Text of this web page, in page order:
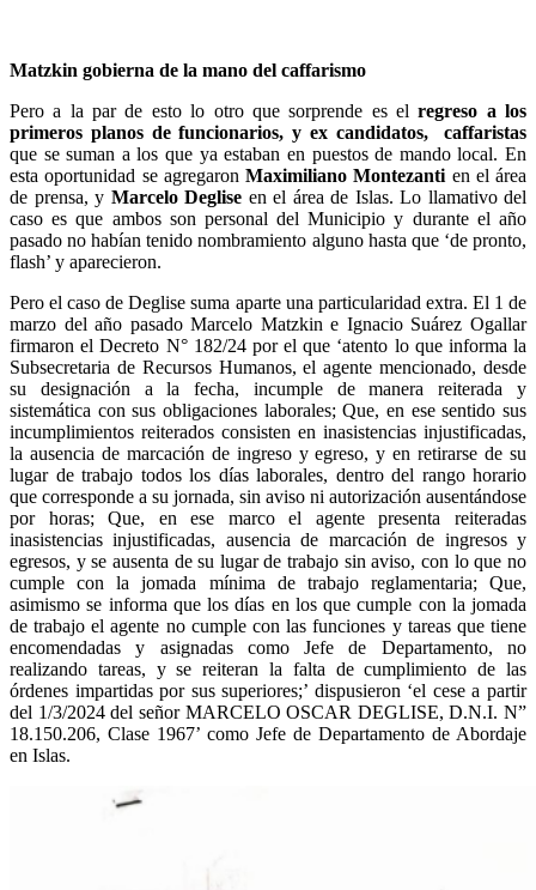
Matzkin gobierna de la mano del caffarismo
Pero a la par de esto lo otro que sorprende es elregreso a los
primeros planos de funcionarios, y ex candidatos, caffaristas
que se suman a los que ya estaban en puestos de mando local. En
esta oportunidad se agregaron Maximiliano Montezanti en el área
de prensa, y Marcelo Deglise en el área de Islas. Lo llamativo del
caso es que ambos son personal del Municipio y durante el año
pasado no habían tenido nombramiento alguno hasta que ‘de pronto,
flash’ y aparecieron.
Pero el caso de Deglise suma aparte una particularidad extra. El 1 de
marzo del año pasado Marcelo Matzkin e Ignacio Suárez Ogallar
firmaron el Decreto N° 182/24 por el que ‘atento lo que informa la
Subsecretaria de Recursos Humanos, el agente mencionado, desde
su designación a la fecha, incumple de manera reiterada y
sistemática con sus obligaciones laborales; Que, en ese sentido sus
incumplimientos reiterados consisten en inasistencias injustificadas,
la ausencia de marcación de ingreso y egreso, y en retirarse de su
lugar de trabajo todos los días laborales, dentro del rango horario
que corresponde a su jornada, sin aviso ni autorización ausentándose
por horas; Que, en ese marco el agente presenta reiteradas
inasistencias injustificadas, ausencia de marcación de ingresos y
egresos, y se ausenta de su lugar de trabajo sin aviso, con lo que no
cumple con la jomada mínima de trabajo reglamentaria; Que,
asimismo se informa que los días en los que cumple con la jomada
de trabajo el agente no cumple con las funciones y tareas que tiene
encomendadas y asignadas como Jefe de Departamento, no
realizando tareas, y se reiteran la falta de cumplimiento de las
órdenes impartidas por sus superiores;’ dispusieron ‘el cese a partir
del 1/3/2024 del señor MARCELO OSCAR DEGLISE, D.N.I. N”
18.150.206, Clase 1967’ como Jefe de Departamento de Abordaje
en Islas.